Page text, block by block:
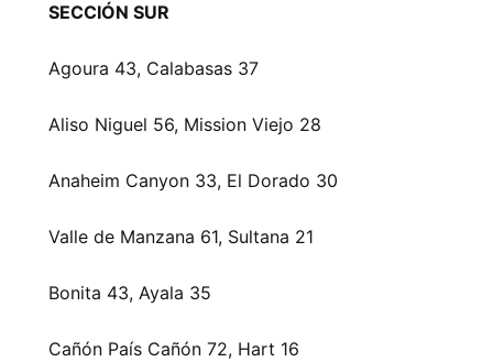
SECCIÓN SUR
Agoura 43, Calabasas 37
Aliso Niguel 56, Mission Viejo 28
Anaheim Canyon 33, El Dorado 30
Valle de Manzana 61, Sultana 21
Bonita 43, Ayala 35
Cañón País Cañón 72, Hart 16